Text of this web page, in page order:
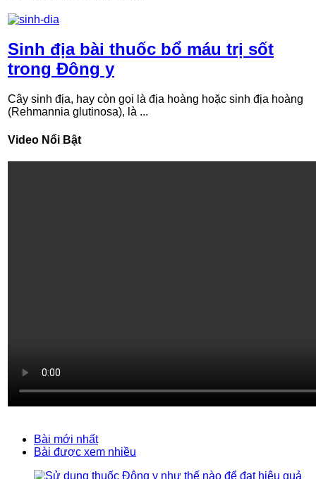
Sinh địa bài thuốc bổ máu trị sốt
trong Đông y
Cây sinh địa, hay còn gọi là địa hoàng hoặc sinh địa hoàng
(Rehmannia glutinosa), là ...
Video Nổi Bật
Bài mới nhất
Bài được xem nhiều